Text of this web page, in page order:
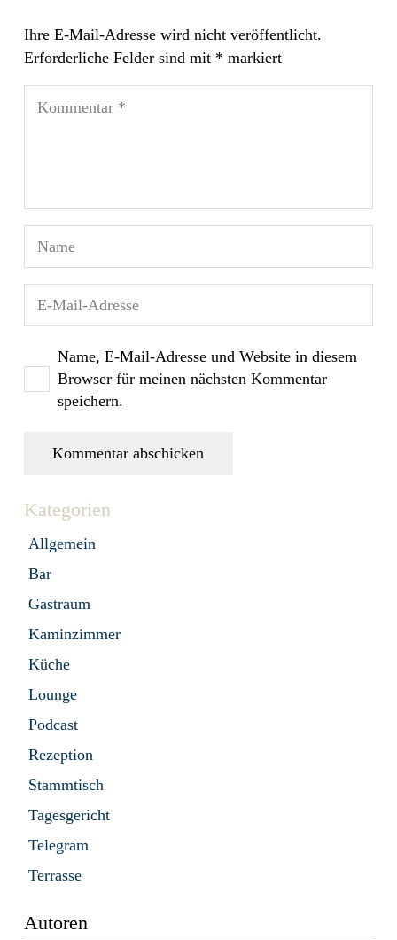
Ihre E-Mail-Adresse wird nicht veröffentlicht.
Erforderliche Felder sind mit * markiert
Name, E-Mail-Adresse und Website in diesem
Browser für meinen nächsten Kommentar
speichern.
Kommentar abschicken
Kategorien
Allgemein
Bar
Gastraum
Kaminzimmer
Küche
Lounge
Podcast
Rezeption
Stammtisch
Tagesgericht
Telegram
Terrasse
Autoren